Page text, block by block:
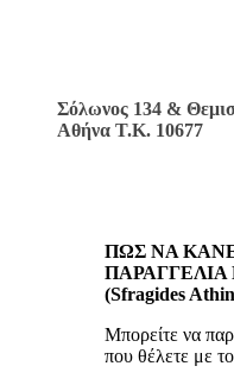
Σόλωνος 134 &
Αθήνα Τ.Κ. 10677
ΠΩΣ ΝΑ
ΠΑΡΑΓΓΕΛΙΑ
(Sfragides
Μπορείτε να
που θέλετε με